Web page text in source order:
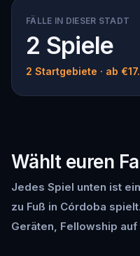
FÄLLE IN DIESER STADT
2 Spiele
2 Startgebiete · ab
Wählt euren
Jedes Spiel unten ist
zu Fuß in Córdoba
Geräten, Fellowship auf